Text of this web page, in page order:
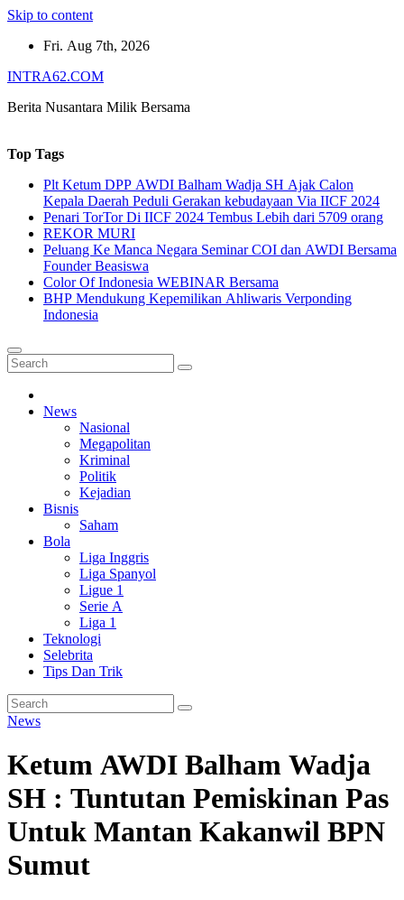
Skip to content
Fri. Aug 7th, 2026
INTRA62.COM
Berita Nusantara Milik Bersama
Top Tags
Plt Ketum DPP AWDI Balham Wadja SH Ajak Calon
Kepala Daerah Peduli Gerakan kebudayaan Via IICF 2024
Penari TorTor Di IICF 2024 Tembus Lebih dari 5709 orang
REKOR MURI
Peluang Ke Manca Negara Seminar COI dan AWDI Bersama
Founder Beasiswa
Color Of Indonesia WEBINAR Bersama
BHP Mendukung Kepemilikan Ahliwaris Verponding
Indonesia
News
Nasional
Megapolitan
Kriminal
Politik
Kejadian
Bisnis
Saham
Bola
Liga Inggris
Liga Spanyol
Ligue 1
Serie A
Liga 1
Teknologi
Selebrita
Tips Dan Trik
News
Ketum AWDI Balham Wadja
SH : Tuntutan Pemiskinan Pas
Untuk Mantan Kakanwil BPN
Sumut